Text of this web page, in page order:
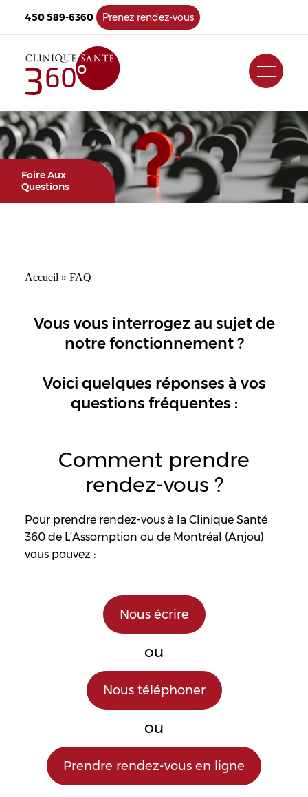
450 589-6360 Prenez rendez-vous
Foire Aux
Questions
Accueil » FAQ
Vous vous interrogez au sujet de
notre fonctionnement ?
Voici quelques réponses à vos
questions fréquentes :
Comment prendre
rendez-vous ?
Pour prendre rendez-vous à la Clinique Santé
360 de L’Assomption ou de Montréal (Anjou)
vous pouvez :
Nous écrire
ou
Nous téléphoner
ou
Prendre rendez-vous en ligne